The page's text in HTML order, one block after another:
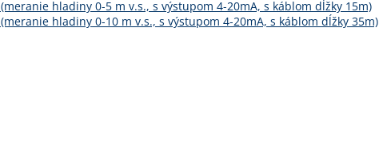
(meranie hladiny 0-5 m v.s., s výstupom 4-20mA, s káblom dĺžky 15m)
(meranie hladiny 0-10 m v.s., s výstupom 4-20mA, s káblom dĺžky 35m)